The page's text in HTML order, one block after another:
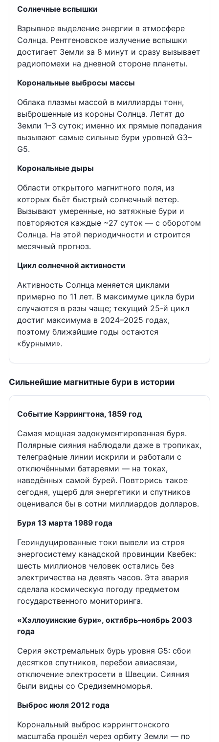
Солнечные вспышки
Взрывное выделение энергии в атмосфере
Солнца. Рентгеновское излучение вспышки
достигает Земли за 8 минут и сразу вызывает
радиопомехи на дневной стороне планеты.
Корональные выбросы массы
Облака плазмы массой в миллиарды тонн,
выброшенные из короны Солнца. Летят до
Земли 1–3 суток; именно их прямые попадания
вызывают самые сильные бури уровней G3–
G5.
Корональные дыры
Области открытого магнитного поля, из
которых бьёт быстрый солнечный ветер.
Вызывают умеренные, но затяжные бури и
повторяются каждые ~27 суток — с оборотом
Солнца. На этой периодичности и строится
месячный прогноз.
Цикл солнечной активности
Активность Солнца меняется циклами
примерно по 11 лет. В максимуме цикла бури
случаются в разы чаще; текущий 25-й цикл
достиг максимума в 2024–2025 годах,
поэтому ближайшие годы остаются
«бурными».
Сильнейшие магнитные бури в истории
Событие Кэррингтона, 1859 год
Самая мощная задокументированная буря.
Полярные сияния наблюдали даже в тропиках,
телеграфные линии искрили и работали с
отключёнными батареями — на токах,
наведённых самой бурей. Повторись такое
сегодня, ущерб для энергетики и спутников
оценивался бы в сотни миллиардов долларов.
Буря 13 марта 1989 года
Геоиндуцированные токи вывели из строя
энергосистему канадской провинции Квебек:
шесть миллионов человек остались без
электричества на девять часов. Эта авария
сделала космическую погоду предметом
государственного мониторинга.
«Хэллоуинские бури», октябрь–ноябрь 2003
года
Серия экстремальных бурь уровня G5: сбои
десятков спутников, перебои авиасвязи,
отключение электросети в Швеции. Сияния
были видны со Средиземноморья.
Выброс июля 2012 года
Корональный выброс кэррингтонского
масштаба прошёл через орбиту Земли — по